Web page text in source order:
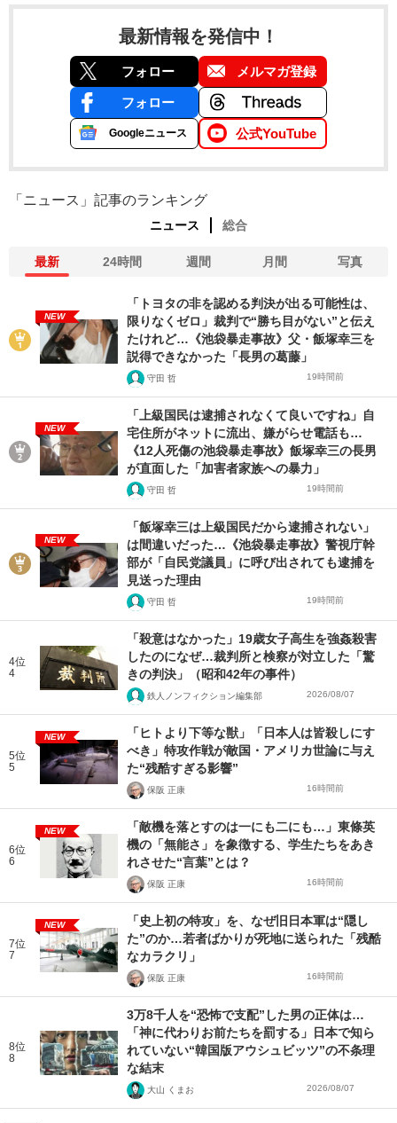
最新情報を発信中！
フォロー メルマガ登録
フォロー
Googleニュース 公式YouTube
「ニュース」記事のランキング
ニュース 総合
最新 24時間 週間 月間 写真
NEW
「トヨタの非を認める判決が出る可能性は、
限りなくゼロ」裁判で“勝ち目がない”と伝え
たけれど…《池袋暴走事故》父・飯塚幸三を
説得できなかった「長男の葛藤」
守田 哲 19時間前
NEW
「上級国民は逮捕されなくて良いですね」自
宅住所がネットに流出、嫌がらせ電話も…
《12人死傷の池袋暴走事故》飯塚幸三の長男
が直面した「加害者家族への暴力」
守田 哲 19時間前
NEW
「飯塚幸三は上級国民だから逮捕されない」
は間違いだった…《池袋暴走事故》警視庁幹
部が「自民党議員」に呼び出されても逮捕を
見送った理由
守田 哲 19時間前
4位
4
「殺意はなかった」19歳女子高生を強姦殺害
したのになぜ…裁判所と検察が対立した「驚
きの判決」（昭和42年の事件）
鉄人ノンフィクション編集部 2026/08/07
5位
5
NEW
「ヒトより下等な獣」「日本人は皆殺しにす
べき」特攻作戦が敵国・アメリカ世論に与え
た“残酷すぎる影響”
保阪 正康 16時間前
6位
6
NEW
「敵機を落とすのは一にも二にも…」東條英
機の「無能さ」を象徴する、学生たちをあき
れさせた“言葉”とは？
保阪 正康 16時間前
7位
7
NEW
「史上初の特攻」を、なぜ旧日本軍は“隠し
た”のか…若者ばかりが死地に送られた「残酷
なカラクリ」
保阪 正康 16時間前
8位
8
3万8千人を“恐怖で支配”した男の正体は…
「神に代わりお前たちを罰する」日本で知ら
れていない“韓国版アウシュビッツ”の不条理
な結末
大山 くまお 2026/08/07